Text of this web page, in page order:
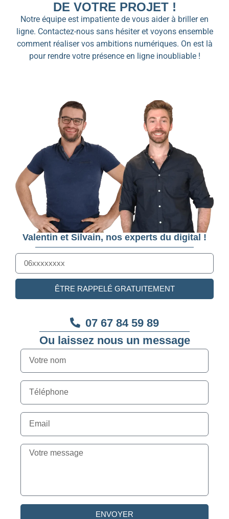
DE VOTRE PROJET !
Notre équipe est impatiente de vous aider à briller en
ligne. Contactez-nous sans hésiter et voyons ensemble
comment réaliser vos ambitions numériques. On est là
pour rendre votre présence en ligne inoubliable !
Valentin et Silvain, nos experts du digital !
ÊTRE RAPPELÉ GRATUITEMENT
07 67 84 59 89
Ou laissez nous un message
ENVOYER